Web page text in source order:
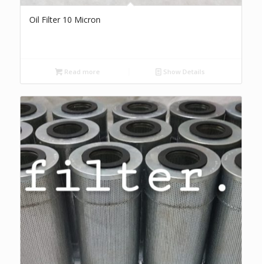
Oil Filter 10 Micron
Read more Show Details